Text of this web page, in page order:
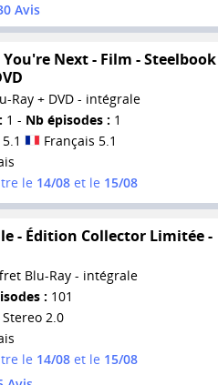
Avis
Next - Film - Steelbook
Ray + DVD - intégrale
1 - Nb épisodes : 1
Français 5.1
le 14/08et le 15/08
- Édition Collector Limitée -
Blu-Ray - intégrale
: 101
2.0
le 14/08et le 15/08